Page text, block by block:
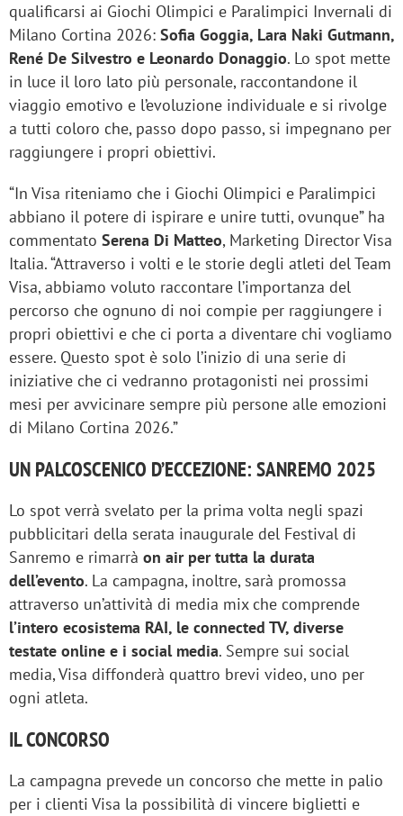
qualificarsi ai Giochi Olimpici e Paralimpici Invernali di
Milano Cortina 2026: Sofia Goggia, Lara Naki Gutmann,
René De Silvestro e Leonardo Donaggio. Lo spot mette
in luce il loro lato più personale, raccontandone il
viaggio emotivo e l’evoluzione individuale e si rivolge
a tutti coloro che, passo dopo passo, si impegnano per
raggiungere i propri obiettivi.
“In Visa riteniamo che i Giochi Olimpici e Paralimpici
abbiano il potere di ispirare e unire tutti, ovunque” ha
commentato Serena Di Matteo, Marketing Director Visa
Italia. “Attraverso i volti e le storie degli atleti del Team
Visa, abbiamo voluto raccontare l’importanza del
percorso che ognuno di noi compie per raggiungere i
propri obiettivi e che ci porta a diventare chi vogliamo
essere. Questo spot è solo l’inizio di una serie di
iniziative che ci vedranno protagonisti nei prossimi
mesi per avvicinare sempre più persone alle emozioni
di Milano Cortina 2026.”
UN PALCOSCENICO D’ECCEZIONE: SANREMO 2025
Lo spot verrà svelato per la prima volta negli spazi
pubblicitari della serata inaugurale del Festival di
Sanremo e rimarrà on air per tutta la durata
dell’evento. La campagna, inoltre, sarà promossa
attraverso un’attività di media mix che comprende
l’intero ecosistema RAI, le connected TV, diverse
testate online e i social media. Sempre sui social
media, Visa diffonderà quattro brevi video, uno per
ogni atleta.
IL CONCORSO
La campagna prevede un concorso che mette in palio
per i clienti Visa la possibilità di vincere biglietti e